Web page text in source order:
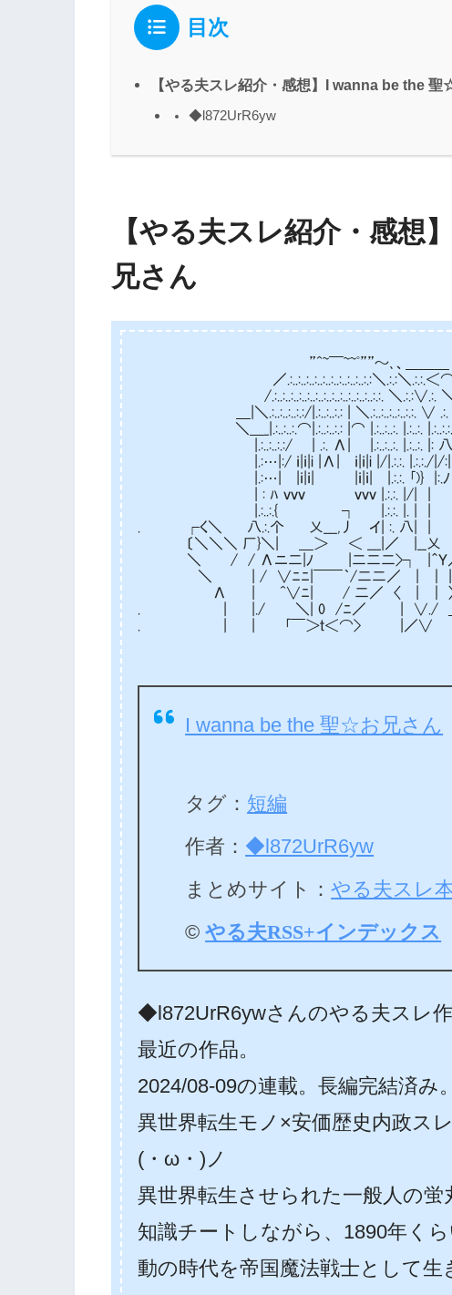
目次
【やる夫スレ紹介・感想】I wanna be the
◆l872UrR6yw
【やる夫スレ紹介・感
兄さん
”^~￣~~ﾟ””～､、＿＿＿
／.:..:..:..:..:..:..:..:..:..:.:＼.:.:＼.:.:.＜
/.:..:..:..:..:..:..:..:..:..:..:..:..:.:. ＼.:.:∨.:. ＼
＿|＼.:..:..:..:.:/|.:..:..:.: | ＼.:..:..:..:..:.:. ∨ .:. |
＼＿_|.:..:..:.⌒|.:..:..:.: |⌒ |.:..:..:. |.:..:. |.:..:.:.|
|.:..:..:.:/ | .:. Λ| |.:..:..:. |.:..:. |: 八|
|.:…|:/ ｉ|ｉ|i |Λ| ｉ|ｉ|i |/|.:.:. |.:.:./|/:|
|.:…| |ｉ|ｉ| |ｉ|ｉ| |.:.:. ｢)} |:.ﾉ
| : ﾊ ｖｖｖ ｖｖｖ |.:.:. |/| |
|.:..:.{ ┐ |.:.:. |. | |
. ┌く＼ 八.:.个 乂___,丿 イ| :. 八| |
〔＼＼＼ 厂}＼| ＿＞ ＜ ___|／ |__
＼ / / Λニ二|ﾉ |二二二>┐ |＾Ｙ／
＼ | / ∨ﾆﾆ|￣￣｀/二二／ |
Λ | ^∨ﾆ| / 二／ 〈 | ｜
. | |./ ＼| 0 /ﾆ／ | ∨./ ＿
. | | ｢￣＞ｔ＜⌒> |／∨
I wanna be the 聖☆お兄さん
タグ： 短編
作者： ◆l872UrR6yw
まとめサイト：やる夫スレ
©やる夫RSS+インデックス
◆l872UrR6ywさんのやる夫スレ作
最近の作品。
2024/08-09の連載。長編完結済み。
異世界転生モノ×安価歴史内政スレ
(・ω・)ノ
異世界転生させられた一般人の蛍
知識チートしながら、1890年く
動の時代を帝国魔法戦士として生